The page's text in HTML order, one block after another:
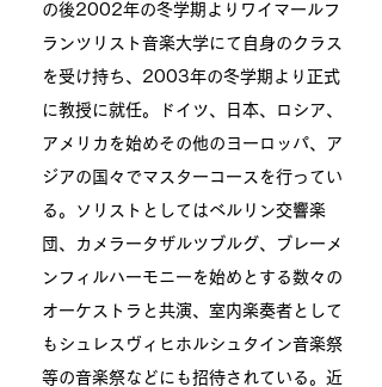
の後2002年の冬学期よりワイマールフ
ランツリスト音楽大学にて自身のクラス
を受け持ち、2003年の冬学期より正式
に教授に就任。ドイツ、日本、ロシア、
アメリカを始めその他のヨーロッパ、ア
ジアの国々でマスターコースを行ってい
る。ソリストとしてはベルリン交響楽
団、カメラータザルツブルグ、ブレーメ
ンフィルハーモニーを始めとする数々の
オーケストラと共演、室内楽奏者として
もシュレスヴィヒホルシュタイン音楽祭
等の音楽祭などにも招待されている。近